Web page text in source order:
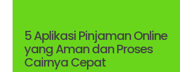
5 Aplikasi Pinjaman Online
yang Aman dan Proses
Cairnya Cepat